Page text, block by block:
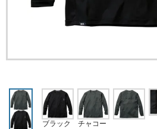
ブラック
チャコー